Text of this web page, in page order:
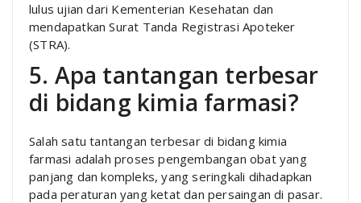
lulus ujian dari Kementerian Kesehatan dan
mendapatkan Surat Tanda Registrasi Apoteker
(STRA).
5. Apa tantangan terbesar
di bidang kimia farmasi?
Salah satu tantangan terbesar di bidang kimia
farmasi adalah proses pengembangan obat yang
panjang dan kompleks, yang seringkali dihadapkan
pada peraturan yang ketat dan persaingan di pasar.